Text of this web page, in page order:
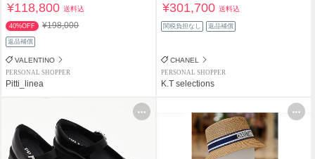
¥118,800送料込
40%OFF ¥198,000
返品補償
VALENTINO
PERSONAL SHOPPER
Pitti_linea
¥301,700送料込
関税負担なし 返品補償
CHANEL
PERSONAL SHOPPER
K.T selections